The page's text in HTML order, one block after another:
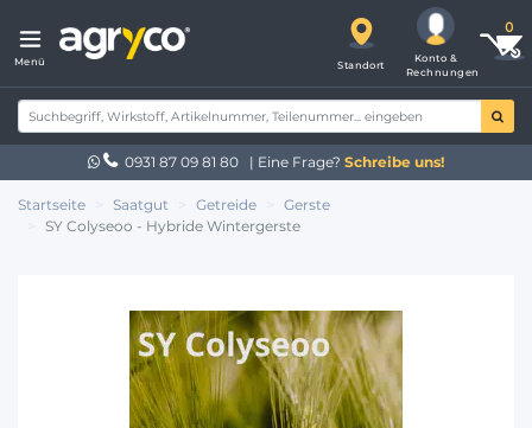
Menü Standort
Konto &
Rechnungen
0931 87 09 81 80 | Eine Frage? Schreibe uns!
Startseite Saatgut Getreide
Gerste
SY Colyseoo - Hybride Wintergerste